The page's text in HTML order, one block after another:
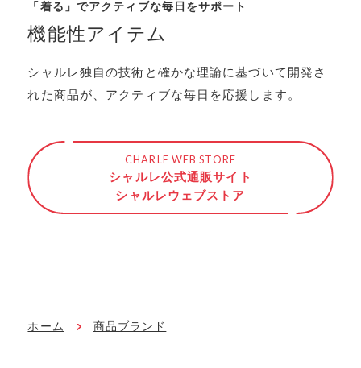
「着る」でアクティブな毎日をサポート
機能性アイテム
シャルレ独自の技術と確かな理論に基づいて開発さ
れた商品が、アクティブな毎日を応援します。
CHARLE WEB STORE
シャルレ公式通販サイト
シャルレウェブストア
ホーム 商品ブランド